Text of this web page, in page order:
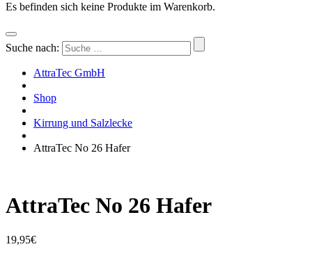
Es befinden sich keine Produkte im Warenkorb.
Suche nach:
AttraTec GmbH
Shop
Kirrung und Salzlecke
AttraTec No 26 Hafer
AttraTec No 26 Hafer
19,95€